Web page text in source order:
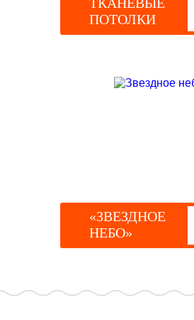
ПОТОЛКИ
«ЗВЕЗДНОЕ
НЕБО»